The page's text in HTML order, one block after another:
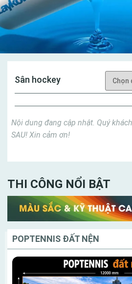
Sân hockey
Nội dung đang cập nhật. Quý
SAU! Xin cảm ơn!
THI CÔNG NỔI BẬT
POPTENNIS ĐẤT NỆN